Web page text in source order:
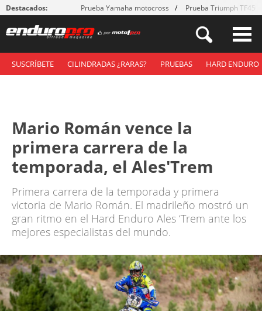
Destacados: Prueba Yamaha motocross Prueba Triumph
SUSCRÍBETE CILINDRADAS ¿RARAS? PRUEBAS HARD ENDURO
Mario Román vence la
primera carrera de la
temporada, el Ales'Trem
Primera carrera de la temporada y primera
victoria de Mario Román. El madrileño mostró un
gran ritmo en el Hard Enduro Ales ‘Trem ante los
mejores especialistas del mundo.